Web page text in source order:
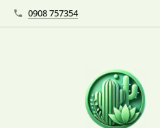
0908 757354